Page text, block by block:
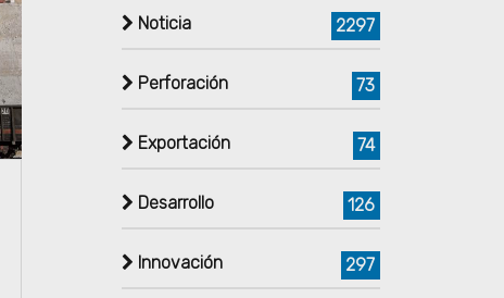
Noticia 2297
Perforación 73
Exportación 74
Desarrollo 126
Innovación 297